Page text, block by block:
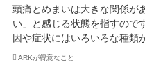
頭痛とめまいは大きな関係が
い」と感じる状態を指すので
因や症状にはいろいろな種類
ARKが得意なこと